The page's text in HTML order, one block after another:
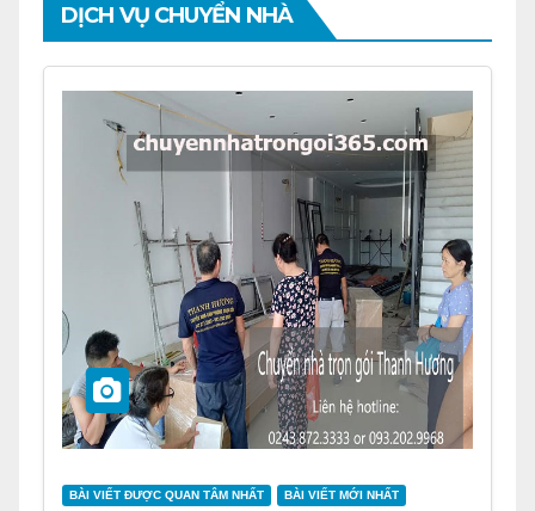
DỊCH VỤ CHUYỂN NHÀ
BÀI VIẾT ĐƯỢC QUAN TÂM NHẤT BÀI VIẾT MỚI NHẤT